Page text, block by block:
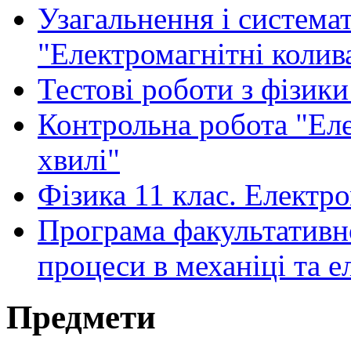
Узагальнення і
"Електромагнітні
Тестові роботи з
Контрольна робота
хвилі"
Фізика 11 клас.
Програма
процеси в механіці та
Предмети